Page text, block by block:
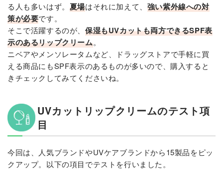
る人も多いはず。 夏場はそれに加えて、 強い紫外線への対
策が必要です。
そこで活躍するのが、 保湿もUVカットも両方できるSPF表
示のあるリップクリーム。
ニベアやメンソレータムなど、ドラッグストアで手軽に買
える商品にもSPF表示のあるものが多いので、購入すると
きチェックしてみてくださいね。
UVカットリップクリームのテスト項
目
今回は、人気ブランドやUVケアブランドから15製品をピッ
クアップ。以下の項目でテストを行いました。